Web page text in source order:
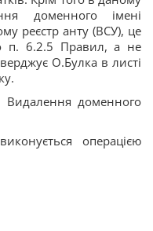
доменного імені
реєстр анту (ВСУ), це
п. 6.2.5 Правил, а не
О.Булка в листі
доменного
операцією